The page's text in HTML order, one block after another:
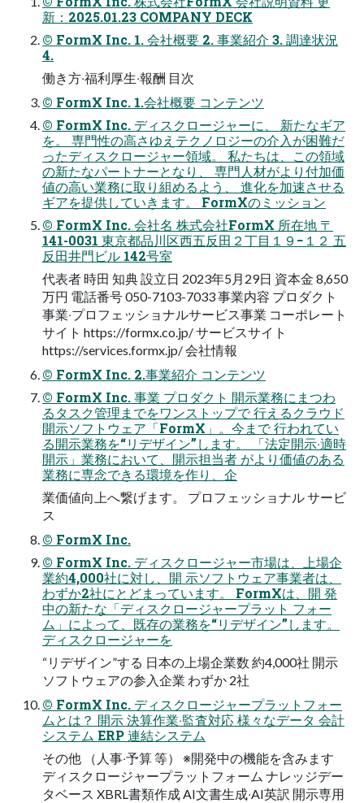
新：2025.01.23 COMPANY DECK
© FormX Inc. 1. 会社概要 2. 事業紹介 3. 調達状況
4.
働き⽅‧福利厚⽣‧報酬 ⽬次
© FormX Inc. 1.会社概要 コンテンツ
© FormX Inc. ディスクロージャーに、 新たなギア
を。 専⾨性の⾼さゆえテクノロジーの介⼊が困難だ
ったディスクロージャー領域。 私たちは、この領域
の新たなパートナーとなり、 専⾨⼈材がより付加価
値の⾼い業務に取り組めるよう、 進化を加速させる
ギアを提供していきます。 FormXのミッション
© FormX Inc. 会社名 株式会社FormX 所在地 〒
141-0031 東京都品川区⻄五反⽥２丁⽬１９−１２ 五
反⽥井⾨ビル 142号室
代表者 時⽥ 知典 設⽴⽇ 2023年5⽉29⽇ 資本⾦ 8,650
万円 電話番号 050-7103-7033 事業内容 プロダクト
事業‧プロフェッショナルサービス事業 コーポレート
サイト https://formx.co.jp/ サービスサイト
https://services.formx.jp/ 会社情報
© FormX Inc. 2.事業紹介 コンテンツ
© FormX Inc. 事業 プロダクト 開⽰業務にまつわ
るタスク管理までをワンストップで ⾏えるクラウド
開⽰ソフトウェア「FormX」。今まで ⾏われてい
る開⽰業務を“リデザイン”します。 「法定開⽰‧適時
開⽰」業務において、開⽰担当者 がより価値のある
業務に専念できる環境を作り、企
業価値向上へ繋げます。 プロフェッショナル サービ
ス
© FormX Inc.
© FormX Inc. ディスクロージャー市場は、上場企
業約4,000社に対し、開 ⽰ソフトウェア事業者は、
わずか2社にとどまっています。 FormXは、開 発
中の新たな「ディスクロージャープラット フォー
ム」によって、既存の業務を“リデザイン”します。
ディスクロージャーを
“リデザイン”する ⽇本の上場企業数 約4,000社 開⽰
ソフトウェアの参⼊企業 わずか 2社
© FormX Inc. ディスクロージャープラットフォー
ムとは？ 開⽰ 決算作業‧監査対応 様々なデータ 会計
システム ERP 連結システム
その他 （⼈事‧予算 等） ※開発中の機能を含みます
ディスクロージャープラットフォーム ナレッジデー
タベース XBRL書類作成 AI⽂書⽣成‧AI英訳 開⽰専⽤